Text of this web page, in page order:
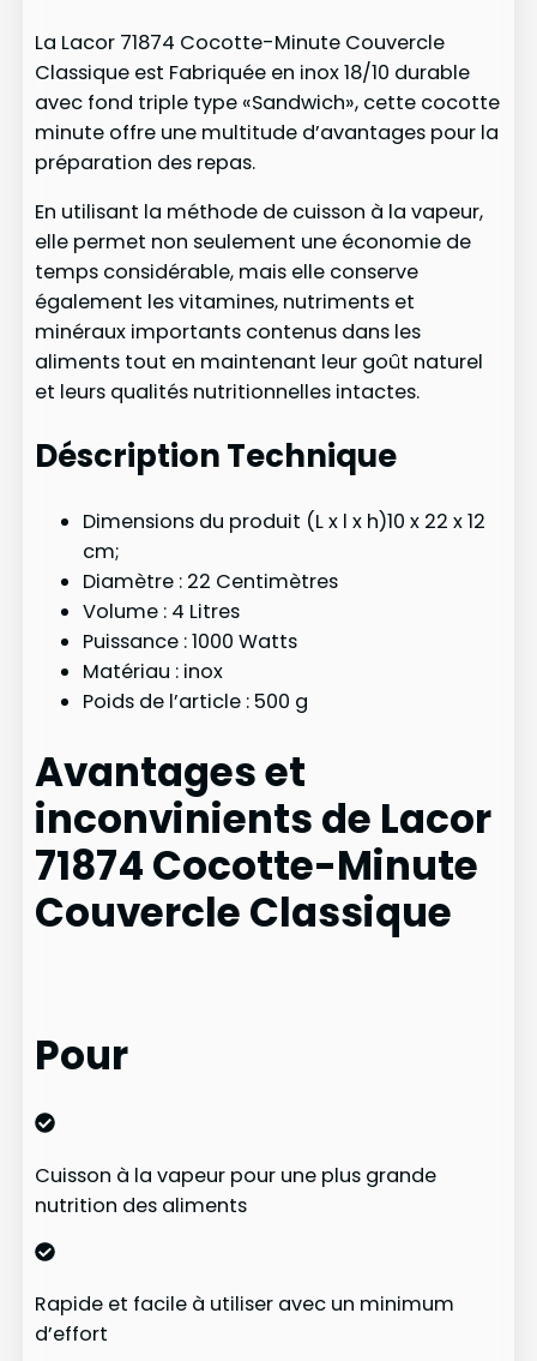
La Lacor 71874 Cocotte-Minute Couvercle
Classique est Fabriquée en inox 18/10 durable
avec fond triple type «Sandwich», cette cocotte
minute offre une multitude d’avantages pour la
préparation des repas.
En utilisant la méthode de cuisson à la vapeur,
elle permet non seulement une économie de
temps considérable, mais elle conserve
également les vitamines, nutriments et
minéraux importants contenus dans les
aliments tout en maintenant leur goût naturel
et leurs qualités nutritionnelles intactes.
Déscription Technique
Dimensions du produit (L x l x h)‎10 x 22 x 12
cm;
Diamètre‎ : 22 Centimètres
Volume‎ : 4 Litres
Puissance‎ : 1000 Watts
Matériau : ‎inox
Poids de l’article‎ : 500 g
Avantages et
inconvinients de Lacor
71874 Cocotte-Minute
Couvercle Classique
Pour
Cuisson à la vapeur pour une plus grande
nutrition des aliments
Rapide et facile à utiliser avec un minimum
d’effort